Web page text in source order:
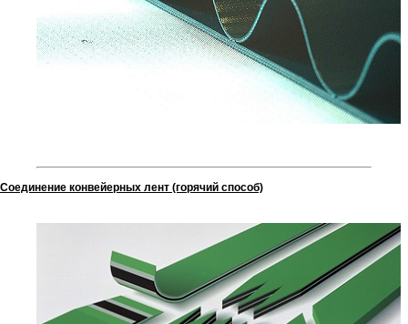
Соединение конвейерных лент (горячий способ)